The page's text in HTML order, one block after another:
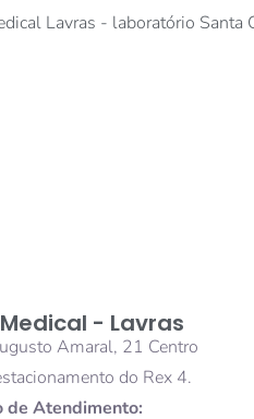
- Lavras
Amaral, 21 Centro
do Rex 4.
de Atendimento: